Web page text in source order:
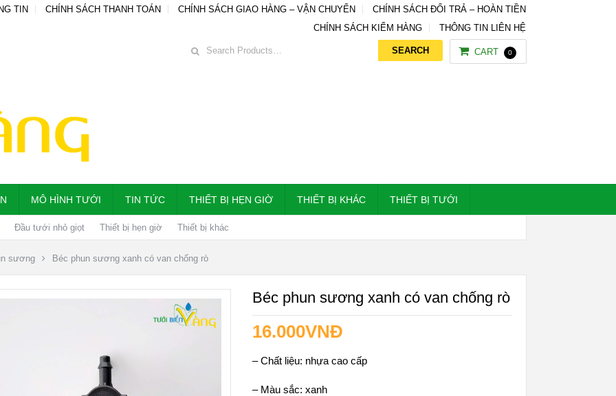
TIN CHÍNH SÁCH THANH TOÁN CHÍNH SÁCH GIAO HÀNG – VẬN CHUYỂN
CHÍNH SÁCH ĐỔI TRẢ – HOÀN TIỀN
CHÍNH SÁCH KIỂM HÀNG
THÔNG TIN LIÊN HỆ
CART 0
MÔ HÌNH TƯỚI TIN TỨC THIẾT BỊ HẸN GIỜ THIẾT BỊ KHÁC THIẾT BỊ TƯỚI
Đầu tưới nhỏ giọt Thiết bị hẹn giờ Thiết bị khác
sương Béc phun sương xanh có van chống rò
Béc phun sương xanh có van chống rò
16.000VNĐ
– Chất liệu: nhựa cao cấp
– Màu sắc: xanh